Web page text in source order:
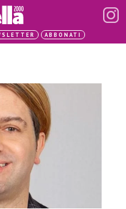
ABBONATI